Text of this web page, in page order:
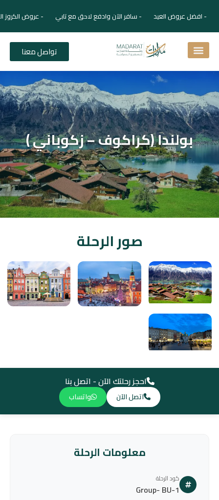
- افضل عروض العيد - سافر الآن وادفع لاحق مع تابي - عروض الكروز
تواصل معنا
بولندا (كراكوف – زكوباني )
صور الرحلة
احجز رحلتك الآن - اتصل بنا
اتصل الآن واتساب
معلومات الرحلة
كود الرحلة
Group- BU-1